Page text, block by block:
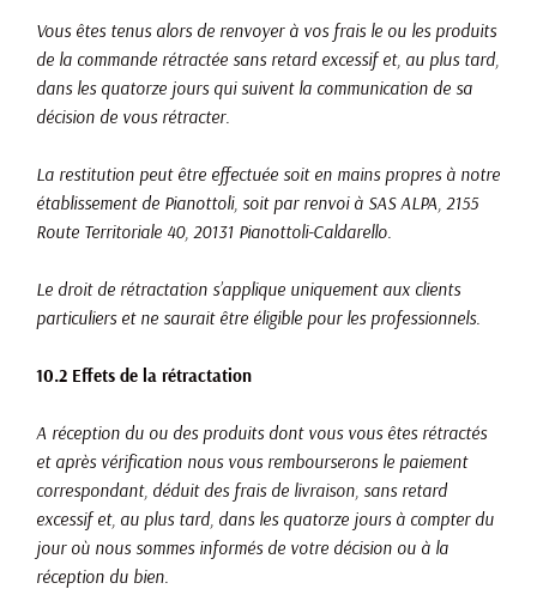
Vous êtes tenus alors de renvoyer à vos frais le ou les produits
de la commande rétractée sans retard excessif et, au plus tard,
dans les quatorze jours qui suivent la communication de sa
décision de vous rétracter.
La restitution peut être effectuée soit en mains propres à notre
établissement de Pianottoli, soit par renvoi à SAS ALPA, 2155
Route Territoriale 40, 20131 Pianottoli-Caldarello.
Le droit de rétractation s’applique uniquement aux clients
particuliers et ne saurait être éligible pour les professionnels.
10.2 Effets de la rétractation
A réception du ou des produits dont vous vous êtes rétractés
et après vérification nous vous rembourserons le paiement
correspondant, déduit des frais de livraison, sans retard
excessif et, au plus tard, dans les quatorze jours à compter du
jour où nous sommes informés de votre décision ou à la
réception du bien.